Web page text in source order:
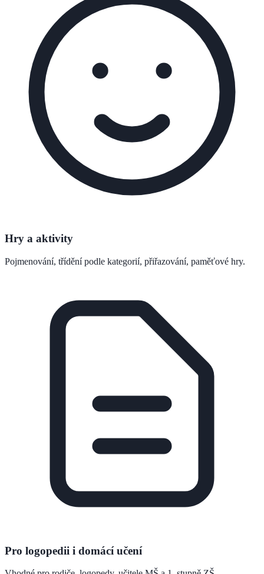
Hry a aktivity
Pojmenování, třídění podle kategorií, přiřazování, paměťové hry.
Pro logopedii i domácí učení